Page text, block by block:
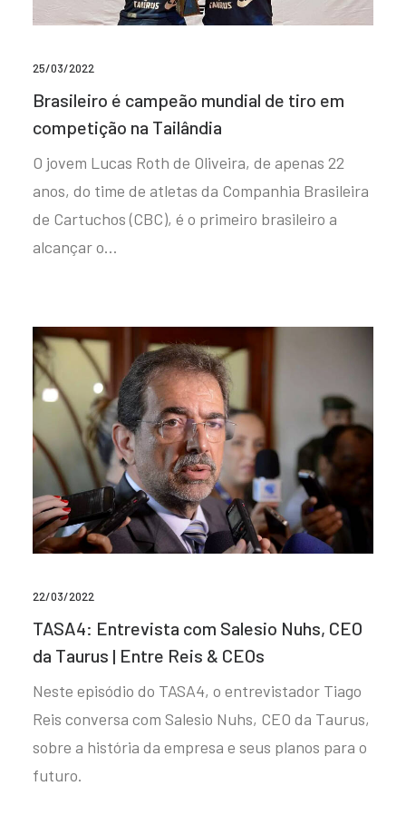
25/03/2022
Brasileiro é campeão mundial de tiro em
competição na Tailândia
O jovem Lucas Roth de Oliveira, de apenas 22
anos, do time de atletas da Companhia Brasileira
de Cartuchos (CBC), é o primeiro brasileiro a
alcançar o…
22/03/2022
TASA4: Entrevista com Salesio Nuhs, CEO
da Taurus | Entre Reis & CEOs
Neste episódio do TASA4, o entrevistador Tiago
Reis conversa com Salesio Nuhs, CEO da Taurus,
sobre a história da empresa e seus planos para o
futuro.